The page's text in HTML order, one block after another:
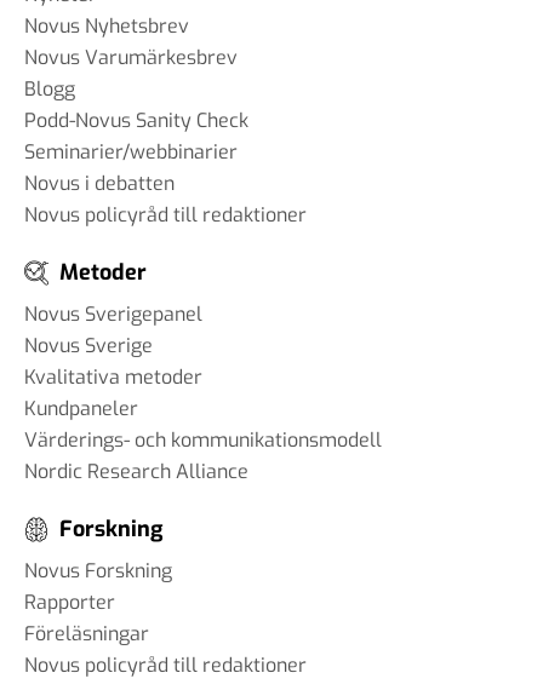
Novus Nyhetsbrev
Novus Varumärkesbrev
Blogg
Podd-Novus Sanity Check
Seminarier/webbinarier
Novus i debatten
Novus policyråd till redaktioner
Metoder
Novus Sverigepanel
Novus Sverige
Kvalitativa metoder
Kundpaneler
Värderings- och kommunikationsmodell
Nordic Research Alliance
Forskning
Novus Forskning
Rapporter
Föreläsningar
Novus policyråd till redaktioner